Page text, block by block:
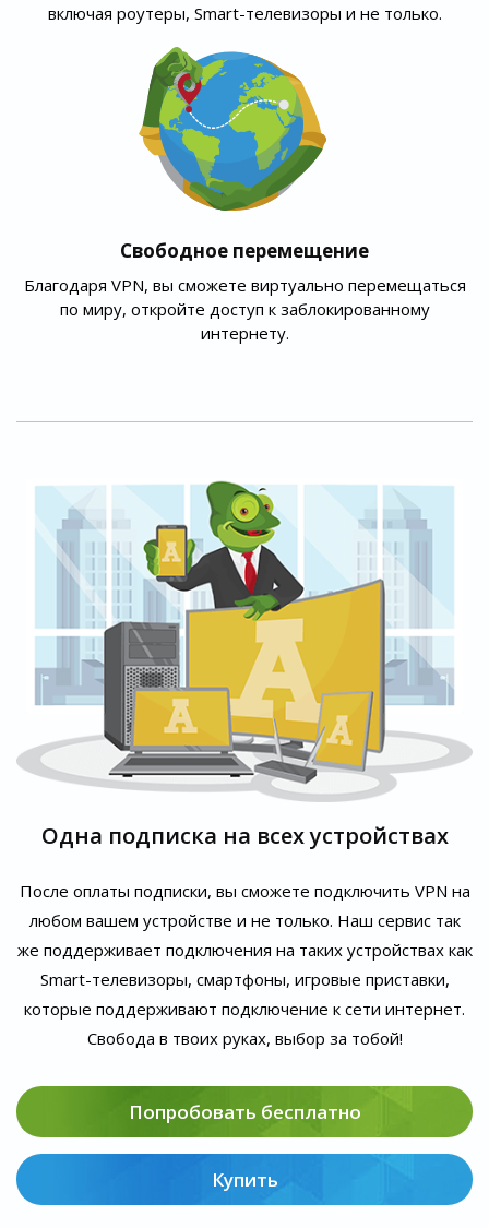
включая роутеры, Smart-телевизоры и не только.
Свободное перемещение
Благодаря VPN, вы сможете виртуально перемещаться
по миру, откройте доступ к заблокированному
интернету.
Одна подписка на всех устройствах
После оплаты подписки, вы сможете подключить VPN на
любом вашем устройстве и не только. Наш сервис так
же поддерживает подключения на таких устройствах как
Smart-телевизоры, смартфоны, игровые приставки,
которые поддерживают подключение к сети интернет.
Свобода в твоих руках, выбор за тобой!
Попробовать бесплатно
Купить